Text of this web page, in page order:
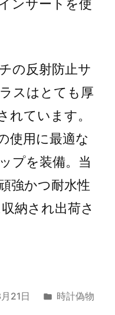
ンサートを使
の反射防止サ
スはとても厚
れています。
使用に最適な
プを装備。当
強かつ耐水性
納され出荷さ
21日
カ
時計偽物